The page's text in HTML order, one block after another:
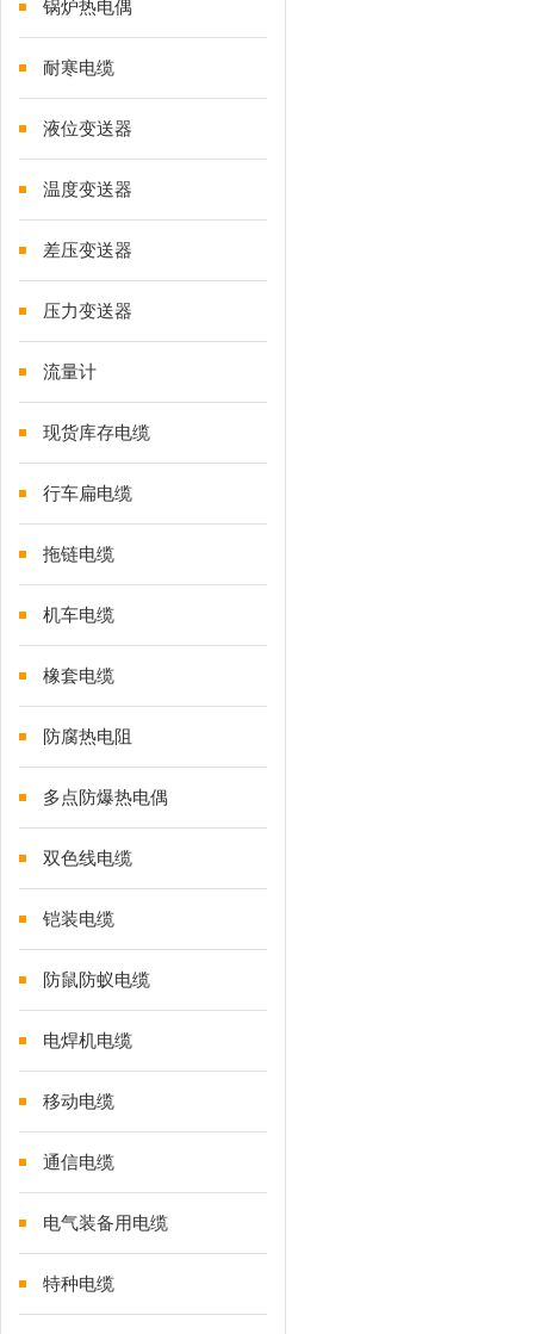
锅炉热电偶
耐寒电缆
液位变送器
温度变送器
差压变送器
压力变送器
流量计
现货库存电缆
行车扁电缆
拖链电缆
机车电缆
橡套电缆
防腐热电阻
多点防爆热电偶
双色线电缆
铠装电缆
防鼠防蚁电缆
电焊机电缆
移动电缆
通信电缆
电气装备用电缆
特种电缆